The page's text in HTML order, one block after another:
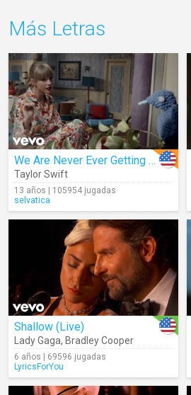
Más Letras
We Are Never Ever Getting Back Together
Taylor Swift
13 años | 105954 jugadas
selvatica
Shallow (Live)
Lady Gaga, Bradley Cooper
6 años | 69596 jugadas
LyricsForYou